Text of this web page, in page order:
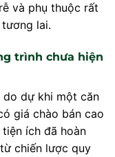
và phụ thuộc rất
lai.
trình chưa hiện
do dự khi một căn
giá chào bán cao
ích đã hoàn
chiến lược quy